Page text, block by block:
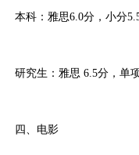
本科：雅思6.0分，小分
研究生：雅思 6.5分，单
四、电影